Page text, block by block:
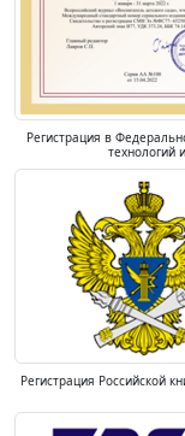
Регистрация в
технологий
Регистрация Российской